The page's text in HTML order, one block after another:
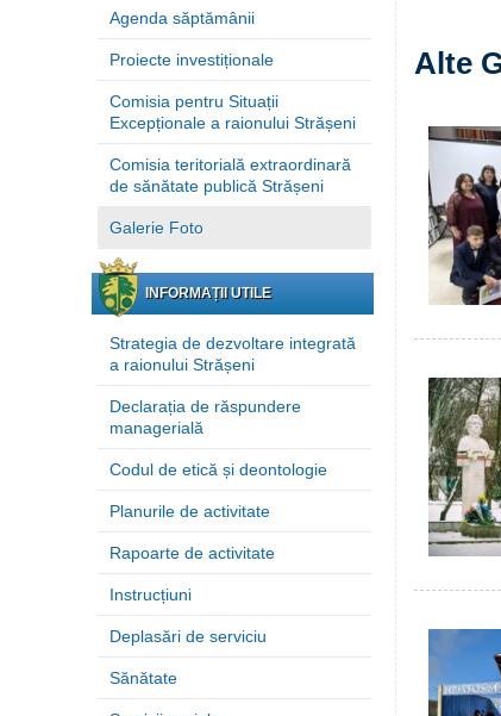
Agenda săptămânii
Proiecte investiționale
Comisia pentru Situații
Excepționale a raionului Strășeni
Comisia teritorială extraordinară
de sănătate publică Strășeni
Galerie Foto
INFORMAȚII UTILE
Strategia de dezvoltare integrată
a raionului Strășeni
Declarația de răspundere
managerială
Codul de etică și deontologie
Planurile de activitate
Rapoarte de activitate
Instrucțiuni
Deplasări de serviciu
Sănătate
Alte